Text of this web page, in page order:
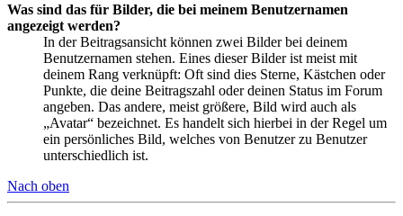
Was sind das für Bilder, die bei meinem Benutzernamen
angezeigt werden?
In der Beitragsansicht können zwei Bilder bei deinem
Benutzernamen stehen. Eines dieser Bilder ist meist mit
deinem Rang verknüpft: Oft sind dies Sterne, Kästchen oder
Punkte, die deine Beitragszahl oder deinen Status im Forum
angeben. Das andere, meist größere, Bild wird auch als
„Avatar“ bezeichnet. Es handelt sich hierbei in der Regel um
ein persönliches Bild, welches von Benutzer zu Benutzer
unterschiedlich ist.
Nach oben